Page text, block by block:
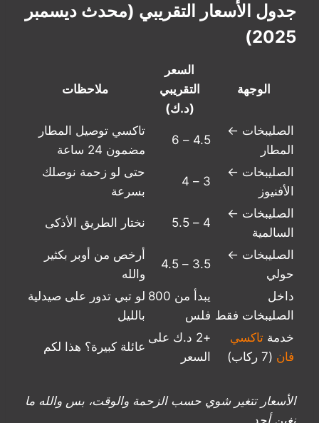
جدول الأسعار التقريبي (محدث ديسمبر
2025)
الوجهة
السعر
التقريبي
(د.ك)
ملاحظات
الصليبخات ←
المطار
4.5 – 6
تاكسي توصيل المطار
مضمون 24 ساعة
الصليبخات ←
الأفنيوز
3 – 4
حتى لو زحمة نوصلك
بسرعة
الصليبخات ←
السالمية
4 – 5.5 نختار الطريق الأذكى
الصليبخات ←
حولي
3.5 – 4.5
أرخص من أوبر بكثير
والله
داخل
الصليبخات فقط
يبدأ من 800
فلس
لو تبي تدور على صيدلية
بالليل
خدمة تاكسي
فان (7 ركاب)
+2 د.ك على
السعر
عائلة كبيرة؟ هذا لكم
الأسعار تتغير شوي حسب الزحمة والوقت، بس والله ما